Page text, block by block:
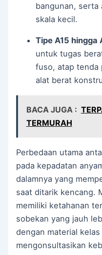
bangunan, serta
skala kecil.
Tipe A15 hingga
untuk tugas
fuso, atap tenda
alat berat
BACA JUGA :
TERMURAH
Perbedaan utama
pada kepadatan
dalamnya yang
saat ditarik kencang.
memiliki ketahanan
sobekan yang jauh
dengan material
mengonsultasikan